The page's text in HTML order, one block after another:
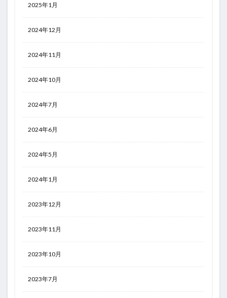
2025年1月
2024年12月
2024年11月
2024年10月
2024年7月
2024年6月
2024年5月
2024年1月
2023年12月
2023年11月
2023年10月
2023年7月